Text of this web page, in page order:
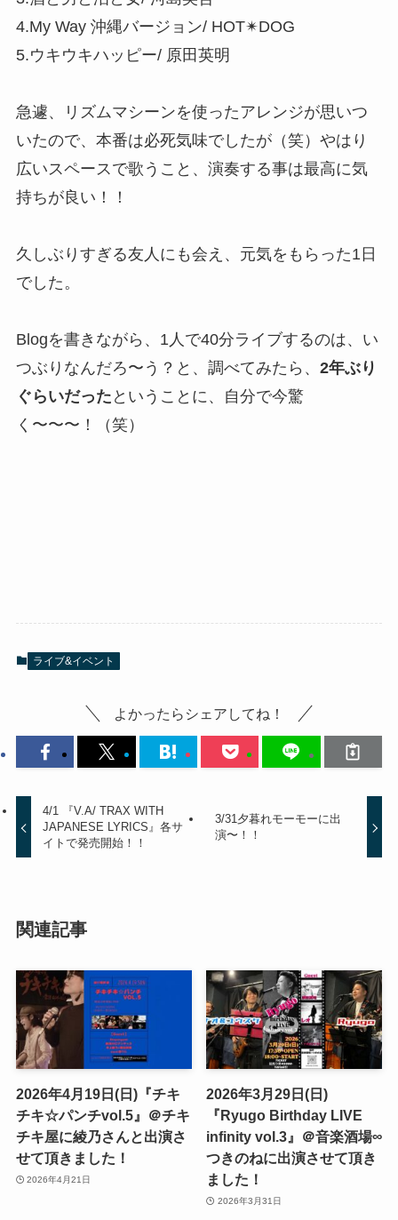
4.My Way 沖縄バージョン/ HOT✴︎DOG
5.ウキウキハッピー/ 原田英明
急遽、リズムマシーンを使ったアレンジが思いつ
いたので、本番は必死気味でしたが（笑）やはり
広いスペースで歌うこと、演奏する事は最高に気
持ちが良い！！
久しぶりすぎる友人にも会え、元気をもらった1日
でした。
Blogを書きながら、1人で40分ライブするのは、い
つぶりなんだろ〜う？と、調べてみたら、 2年ぶり
ぐらいだった ということに、自分で今驚
く〜〜〜！（笑）
ライブ&イベント
よかったらシェアしてね！
4/1 『V.A/ TRAX WITH
JAPANESE LYRICS』各サ
イトで発売開始！！
3/31夕暮れモーモーに出
演〜！！
関連記事
2026年4月19日(日)『チキ
チキ☆パンチvol.5』＠チキ
チキ屋に綾乃さんと出演さ
せて頂きました！
2026年4月21日
2026年3月29日(日)
『Ryugo Birthday LIVE
infinity vol.3』＠音楽酒場∞
つきのねに出演させて頂き
ました！
2026年3月31日